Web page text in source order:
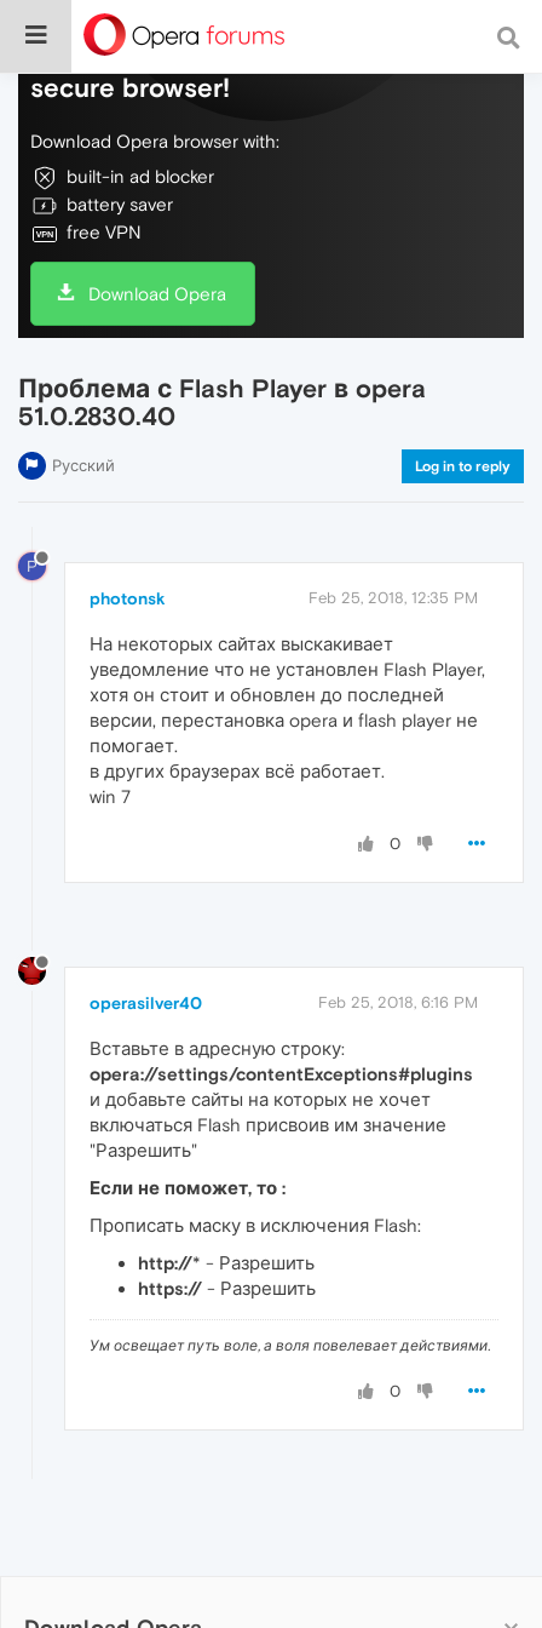
Do more on the web, with a fast and
secure browser!
Download Opera browser with:
built-in ad blocker
battery saver
free VPN
Download Opera
Проблема с Flash Player в opera
51.0.2830.40
Русский Log in to reply
P
photonsk Feb 25, 2018, 12:35 PM
На некоторых сайтах выскакивает
уведомление что не установлен Flash Player,
хотя он стоит и обновлен до последней
версии, перестановка opera и flash player не
помогает.
в других браузерах всё работает.
win 7
0
operasilver40 Feb 25, 2018, 6:16 PM
Вставьте в адресную строку:
opera://settings/contentExceptions#plugins
и добавьте сайты на которых не хочет
включаться Flash присвоив им значение
"Разрешить"
Если не поможет, то :
Прописать маску в исключения Flash:
http://* - Разрешить
https:// - Разрешить
Ум освещает путь воле, а воля повелевает действиями.
0